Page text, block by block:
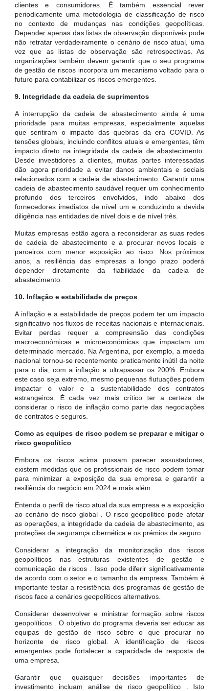
clientes e consumidores. É também essencial rever
periodicamente uma metodologia de classificação de risco
no contexto de mudanças nas condições geopolíticas.
Depender apenas das listas de observação disponíveis pode
não retratar verdadeiramente o cenário de risco atual, uma
vez que as listas de observação são retrospectivas. As
organizações também devem garantir que o seu programa
de gestão de riscos incorpora um mecanismo voltado para o
futuro para contabilizar os riscos emergentes.
9. Integridade da cadeia de suprimentos
A interrupção da cadeia de abastecimento ainda é uma
prioridade para muitas empresas, especialmente aquelas
que sentiram o impacto das quebras da era COVID. As
tensões globais, incluindo conflitos atuais e emergentes, têm
impacto direto na integridade da cadeia de abastecimento.
Desde investidores a clientes, muitas partes interessadas
dão agora prioridade a evitar danos ambientais e sociais
relacionados com a cadeia de abastecimento. Garantir uma
cadeia de abastecimento saudável requer um conhecimento
profundo dos terceiros envolvidos, indo abaixo dos
fornecedores imediatos de nível um e conduzindo a devida
diligência nas entidades de nível dois e de nível três.
Muitas empresas estão agora a reconsiderar as suas redes
de cadeia de abastecimento e a procurar novos locais e
parceiros com menor exposição ao risco. Nos próximos
anos, a resiliência das empresas a longo prazo poderá
depender diretamente da fiabilidade da cadeia de
abastecimento.
10. Inflação e estabilidade de preços
A inflação e a estabilidade de preços podem ter um impacto
significativo nos fluxos de receitas nacionais e internacionais.
Evitar perdas requer a compreensão das condições
macroeconómicas e microeconómicas que impactam um
determinado mercado. Na Argentina, por exemplo, a moeda
nacional tornou-se recentemente praticamente inútil da noite
para o dia, com a inflação a ultrapassar os 200%. Embora
este caso seja extremo, mesmo pequenas flutuações podem
impactar o valor e a sustentabilidade dos contratos
estrangeiros. É cada vez mais crítico ter a certeza de
considerar o risco de inflação como parte das negociações
de contratos e seguros.
Como as equipes de risco podem se preparar e mitigar o
risco geopolítico
Embora os riscos acima possam parecer assustadores,
existem medidas que os profissionais de risco podem tomar
para minimizar a exposição da sua empresa e garantir a
resiliência do negócio em 2024 e mais além.
Entenda o perfil de risco atual da sua empresa e a exposição
ao cenário de risco global . O risco geopolítico pode afetar
as operações, a integridade da cadeia de abastecimento, as
proteções de segurança cibernética e os prémios de seguro.
Considerar a integração da monitorização dos riscos
geopolíticos nas estruturas existentes de gestão e
comunicação de riscos . Isso pode diferir significativamente
de acordo com o setor e o tamanho da empresa. Também é
importante testar a resistência dos programas de gestão de
riscos face a cenários geopolíticos alternativos.
Considerar desenvolver e ministrar formação sobre riscos
geopolíticos . O objetivo do programa deveria ser educar as
equipas de gestão de risco sobre o que procurar no
horizonte de risco global. A identificação de riscos
emergentes pode fortalecer a capacidade de resposta de
uma empresa.
Garantir que quaisquer decisões importantes de
investimento incluam análise de risco geopolítico . Isto